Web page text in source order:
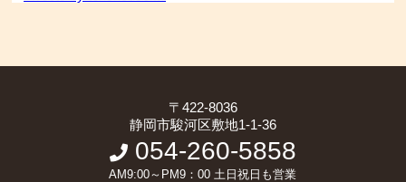
〒422-8036
静岡市駿河区敷地1-1-36
054-260-5858
AM9:00～PM9：00 土日祝日も営業